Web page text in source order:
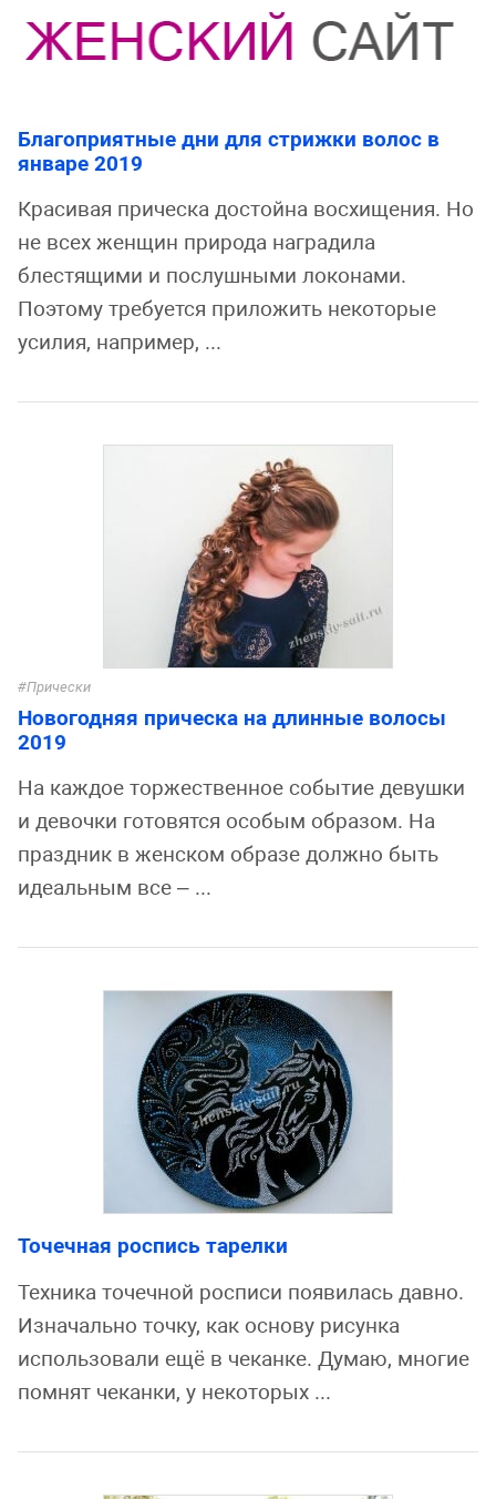
Благоприятные дни для стрижки волос в
январе 2019
Красивая прическа достойна восхищения. Но
не всех женщин природа наградила
блестящими и послушными локонами.
Поэтому требуется приложить некоторые
усилия, например, ...
Прически
Новогодняя прическа на длинные волосы
2019
На каждое торжественное событие девушки
и девочки готовятся особым образом. На
праздник в женском образе должно быть
идеальным все – ...
Точечная роспись тарелки
Техника точечной росписи появилась давно.
Изначально точку, как основу рисунка
использовали ещё в чеканке. Думаю, многие
помнят чеканки, у некоторых ...